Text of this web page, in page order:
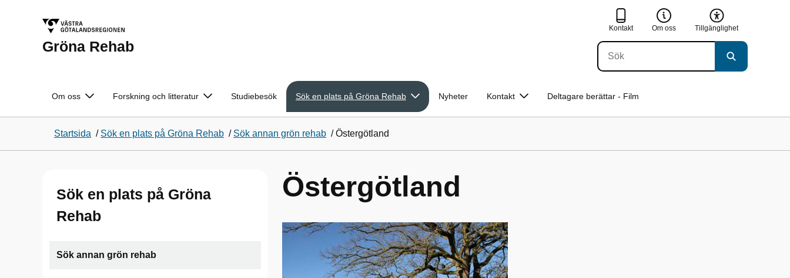
Gröna Rehab
Kontakt Om oss Tillgänglighet
Om oss Forskning och litteratur Studiebesök Sök en plats på Gröna Rehab Nyheter Kontakt Deltagare berättar - Film
Startsida / Sök en plats på Gröna Rehab / Sök annan grön rehab /Östergötland
Sök en plats på Gröna
Rehab
Sök annan grön rehab
Östergötland